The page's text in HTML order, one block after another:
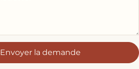
Envoyer la demande